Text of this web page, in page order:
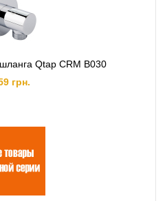
Qtap CRM B030
грн.